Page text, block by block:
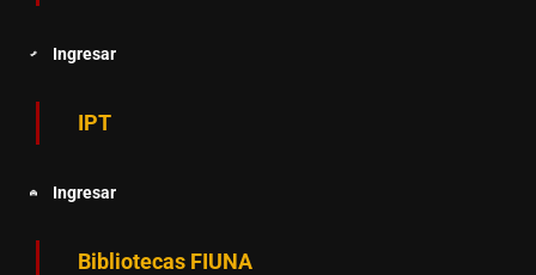
Ingresar
IPT
Ingresar
Bibliotecas FIUNA